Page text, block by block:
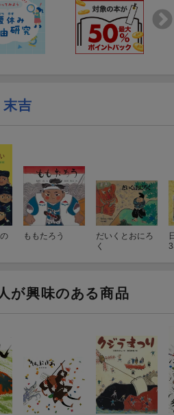
吉
ももたろう
だいくとおにろ
く
が興味のある商品